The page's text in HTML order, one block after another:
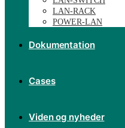
LAN-RACK
POWER-LAN
Dokumentation
Cases
Viden og nyheder